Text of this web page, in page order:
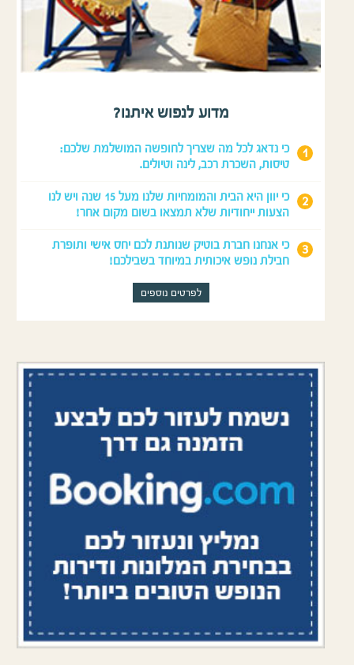
מדוע לנפוש איתנו?
כי נדאג לכל מה שצריך לחופשה המושלמת שלכם:
טיסות, השכרת רכב, לינה וטיולים.
כי יוון היא הבית והמומחיות שלנו מעל 15 שנה ויש לנו
הצעות ייחודיות שלא תמצאו בשום מקום אחר!
כי אנחנו חברת בוטיק שנותנת לכם יחס אישי ותופרת
חבילת נופש איכותית במיוחד בשבילכם!
לפרטים נוספים